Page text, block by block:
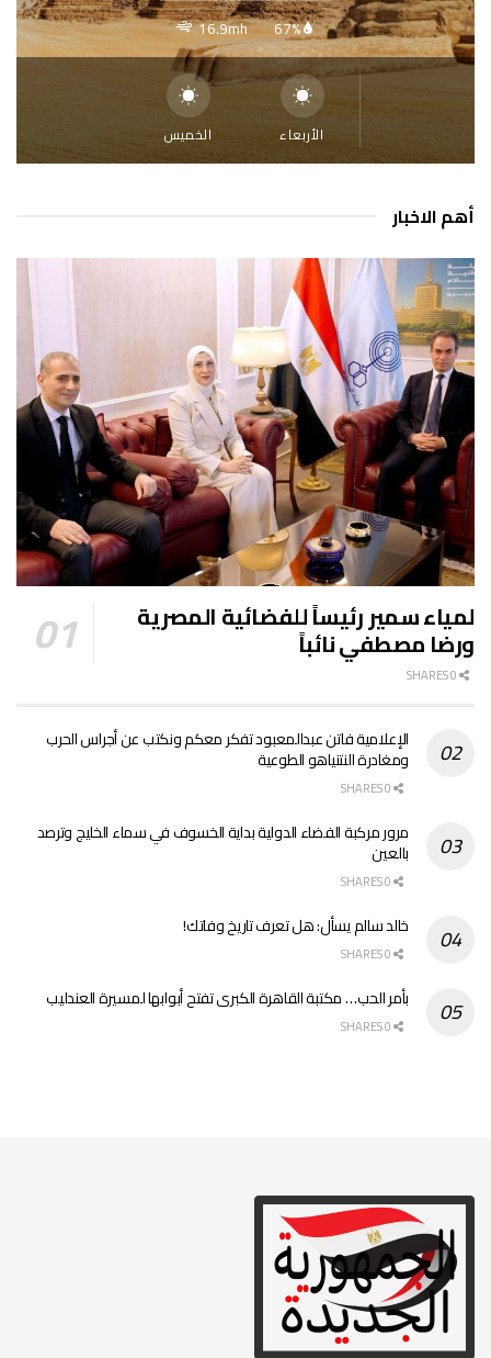
67%
16.9mh
الأربعاء الخميس
أهم الاخبار
لمياء سمير رئيساً للفضائية المصرية
ورضا مصطفي نائباً
الإعلامية فاتن عبدالمعبود تفكر معكم ونكتب عن أجراس الحرب
ومغادرة النتنياهو الطوعية
مرور مركبة الفضاء الدولية بداية الخسوف في سماء الخليج وترصد
بالعين
خالد سالم يسأل: هل تعرف تاريخ وفاتك!
بأمر الحب… مكتبة القاهرة الكبرى تفتح أبوابها لمسيرة العندليب